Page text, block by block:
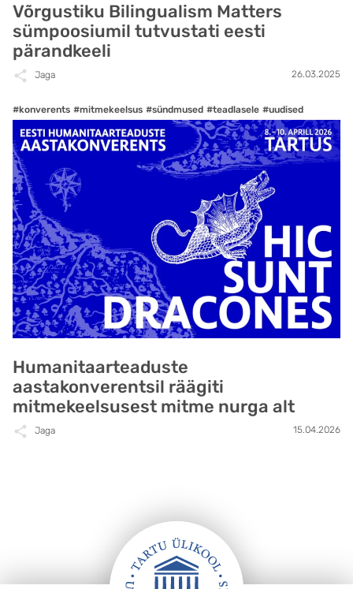
Võrgustiku Bilingualism Matters
sümpoosiumil tutvustati eesti
pärandkeeli
Jaga 26.03.2025
#konverents #mitmekeelsus #sündmused #teadlasele #uudised
Humanitaarteaduste
aastakonverentsil räägiti
mitmekeelsusest mitme nurga alt
Jaga 15.04.2026